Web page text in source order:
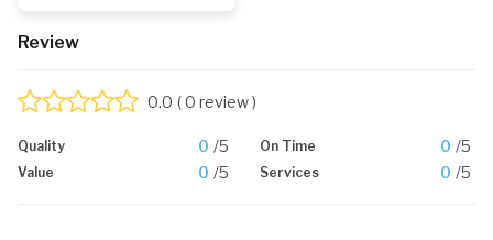
Review
0.0 ( 0 review )
Quality 0 /5 On Time 0 /5
Value 0 /5 Services 0 /5